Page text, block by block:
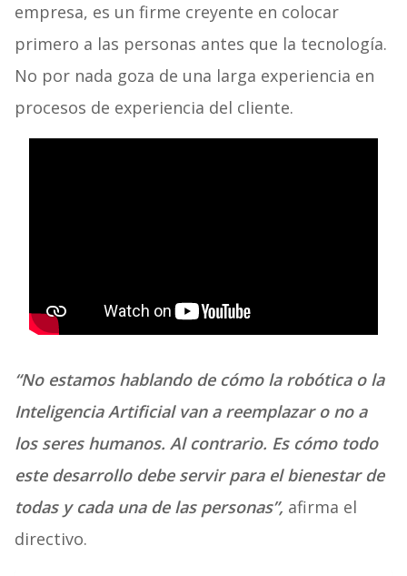
empresa, es un firme creyente en colocar
primero a las personas antes que la tecnología.
No por nada goza de una larga experiencia en
procesos de experiencia del cliente.
“No estamos hablando de cómo la robótica o la
Inteligencia Artificial van a reemplazar o no a
los seres humanos. Al contrario. Es cómo todo
este desarrollo debe servir para el bienestar de
todas y cada una de las personas”, afirma el
directivo.